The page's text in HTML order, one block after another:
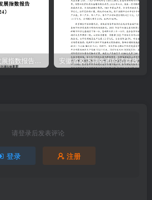
请登录后发表评论
登录 注册